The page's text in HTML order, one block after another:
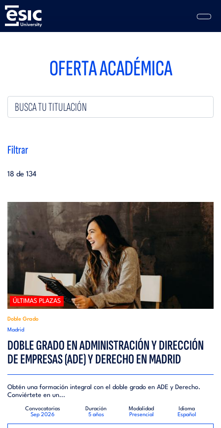
Pasar
contenido
principal
OFERTA ACADÉMICA
Filtrar
18 de 134
ÚLTIMAS PLAZAS
Doble Grado
Madrid
DOBLE GRADO EN ADMINISTRACIÓN Y DIRECCIÓN
DE EMPRESAS (ADE) Y DERECHO EN MADRID
Obtén una formación integral con el doble grado en ADE y Derecho.
Conviértete en un...
Convocatorias
Sep 2026
Duración
5 años
Modalidad
Presencial
Idioma
Español